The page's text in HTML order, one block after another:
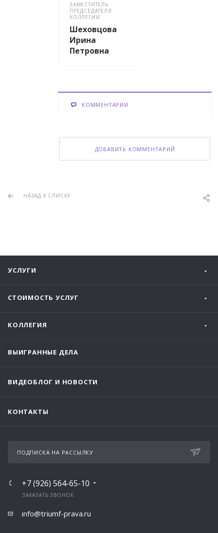
ЗАМЕСТИТЕЛЬ
ПРЕДСЕДАТЕЛЯ
КОЛЛЕГИИ
Шеховцова
Ирина
Петровна
КОММЕНТАРИИ
ДОБАВИТЬ КОММЕНТАРИЙ
НАЗАД К СПИСКУ
УСЛУГИ
СТОИМОСТЬ УСЛУГ
КОЛЛЕГИЯ
ВЫИГРАННЫЕ ДЕЛА
ВИДЕОБЛОГ И НОВОСТИ
КОНТАКТЫ
ПОДПИСКА НА РАССЫЛКУ
+7 (926) 564-65-10
ЗАКАЗАТЬ ЗВОНОК
info@triumf-prava.ru